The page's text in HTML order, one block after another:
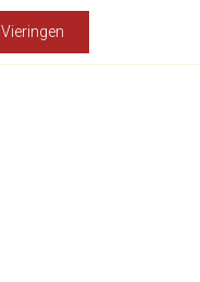
Vieringen